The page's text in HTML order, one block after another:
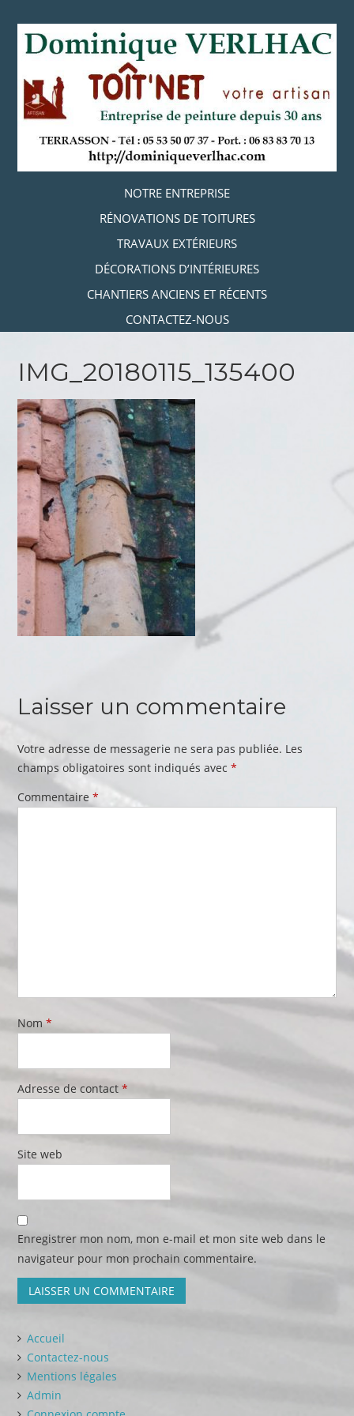
contenu
principal
NOTRE ENTREPRISE
RÉNOVATIONS DE TOITURES
TRAVAUX EXTÉRIEURS
DÉCORATIONS D’INTÉRIEURES
CHANTIERS ANCIENS ET RÉCENTS
CONTACTEZ-NOUS
IMG_20180115_135400
Laisser un commentaire
Votre adresse de messagerie ne sera pas publiée. Les
champs obligatoires sont indiqués avec*
Commentaire*
Nom*
Adresse de contact*
Site web
Enregistrer mon nom, mon e-mail et mon site web dans le
navigateur pour mon prochain commentaire.
Accueil
Contactez-nous
Mentions légales
Admin